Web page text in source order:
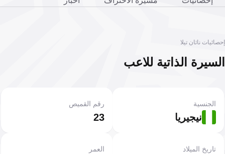
إحصائيات ناثان تيلا
السيرة الذاتية للاعب
نيجيريا
الجنسية
23
رقم القميص
تاريخ الميلاد العمر